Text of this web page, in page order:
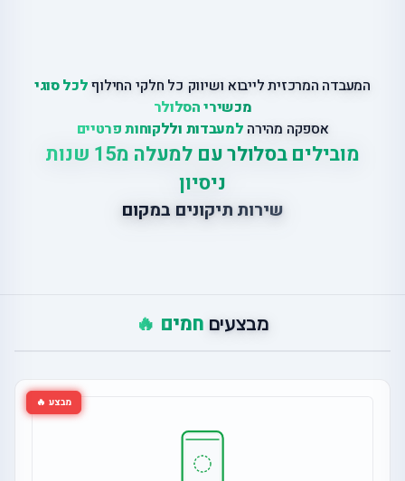
המעבדה המרכזית לייבוא ושיווק כל חלקי החילוףלכל סוגי
מכשירי הסלולר
אספקה מהירה למעבדות וללקוחות פרטיים
מובילים בסלולר עם למעלה מ15 שנות
ניסיון
שירות תיקונים במקום
מבצעים חמים 🔥
מבצע 🔥